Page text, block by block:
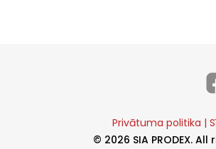
Privātuma politika |
© 2026 SIA PRODEX.